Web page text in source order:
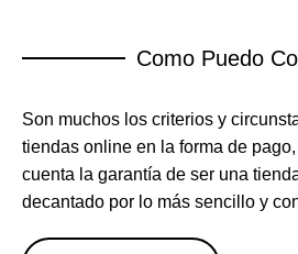
Como Puedo
Son muchos los criterios y
tiendas online en la forma de
cuenta la garantía de ser una
decantado por lo más sencillo y